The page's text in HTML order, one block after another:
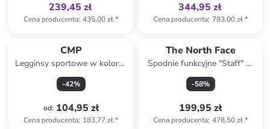
239,45 zł
Cena producenta: 435,00 zł*
344,95 zł
Cena producenta: 783,00 zł*
CMP
Legginsy sportowe w kolorze
czarnym
-42%
od: 104,95 zł
Cena producenta: 183,77 zł*
The North Face
Spodnie funkcyjne "Staff" w
kolorze czarnym
-58%
199,95 zł
Cena producenta: 478,50 zł*